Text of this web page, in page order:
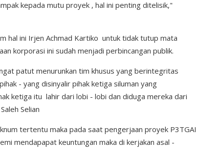
kepada mutu proyek , hal ini penting ditelisik,"
hal ini Irjen Achmad Kartiko untuk tidak tutup mata
korporasi ini sudah menjadi perbincangan publik.
patut menurunkan tim khusus yang berintegritas
- yang disinyalir pihak ketiga siluman yang
ketiga itu lahir dari lobi - lobi dan diduga mereka dari
Selian
tertentu maka pada saat pengerjaan proyek P3TGAI
mendapapat keuntungan maka di kerjakan asal -